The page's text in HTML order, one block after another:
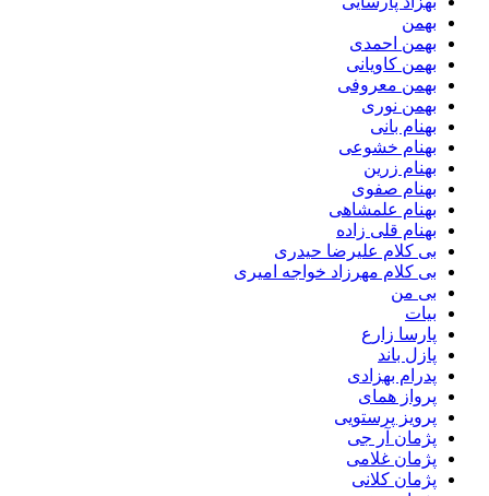
بهمن
بهمن احمدی
بهمن کاویانی
بهمن معروفی
بهمن نوری
بهنام بانی
بهنام خشوعی
بهنام زرین
بهنام صفوی
بهنام علمشاهی
بهنام قلی زاده
بی کلام علیرضا حیدری
بی کلام مهرزاد خواجه امیری
بی من
بیات
پارسا زارع
پازل باند
پدرام بهزادی
پرواز همای
پرویز پرستویی
پژمان آر جی
پژمان غلامی
پژمان کلانی